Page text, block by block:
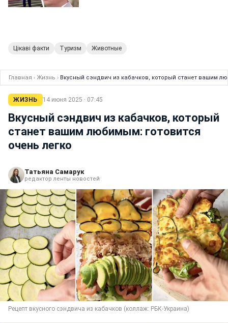
Цікаві факти Туризм Животные
Главная › Жизнь › Вкусный сэндвич из кабачков, который станет вашим
ЖИЗНЬ 14 июня 2025 · 07:45
Вкусный сэндвич из кабачков, который
станет вашим любимым: готовится
очень легко
Татьяна Самарук
редактор ленты новостей
Рецепт вкусного сэндвича из кабачков (коллаж: РБК-Украина)